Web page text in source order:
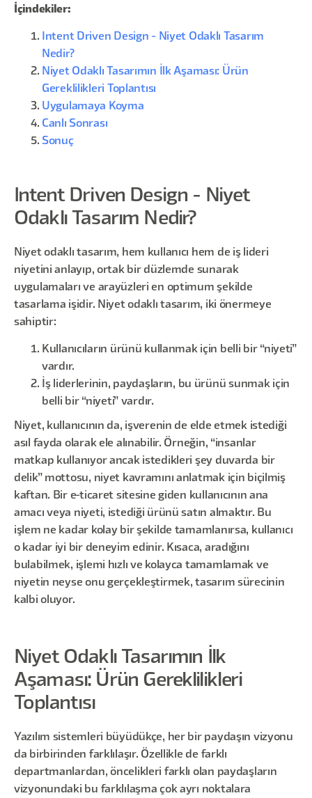
İçindekiler:
Intent Driven Design - Niyet Odaklı Tasarım
Nedir?
Niyet Odaklı Tasarımın İlk Aşaması: Ürün
Gereklilikleri Toplantısı
Uygulamaya Koyma
Canlı Sonrası
Sonuç
Intent Driven Design - Niyet
Odaklı Tasarım Nedir?
Niyet odaklı tasarım, hem kullanıcı hem de iş lideri
niyetini anlayıp, ortak bir düzlemde sunarak
uygulamaları ve arayüzleri en optimum şekilde
tasarlama işidir. Niyet odaklı tasarım, iki önermeye
sahiptir:
Kullanıcıların ürünü kullanmak için belli bir “niyeti”
vardır.
İş liderlerinin, paydaşların, bu ürünü sunmak için
belli bir “niyeti” vardır.
Niyet, kullanıcının da, işverenin de elde etmek istediği
asıl fayda olarak ele alınabilir. Örneğin, “insanlar
matkap kullanıyor ancak istedikleri şey duvarda bir
delik” mottosu, niyet kavramını anlatmak için biçilmiş
kaftan. Bir e-ticaret sitesine giden kullanıcının ana
amacı veya niyeti, istediği ürünü satın almaktır. Bu
işlem ne kadar kolay bir şekilde tamamlanırsa, kullanıcı
o kadar iyi bir deneyim edinir. Kısaca, aradığını
bulabilmek, işlemi hızlı ve kolayca tamamlamak ve
niyetin neyse onu gerçekleştirmek, tasarım sürecinin
kalbi oluyor.
Niyet Odaklı Tasarımın İlk
Aşaması: Ürün Gereklilikleri
Toplantısı
Yazılım sistemleri büyüdükçe, her bir paydaşın vizyonu
da birbirinden farklılaşır. Özellikle de farklı
departmanlardan, öncelikleri farklı olan paydaşların
vizyonundaki bu farklılaşma çok ayrı noktalara